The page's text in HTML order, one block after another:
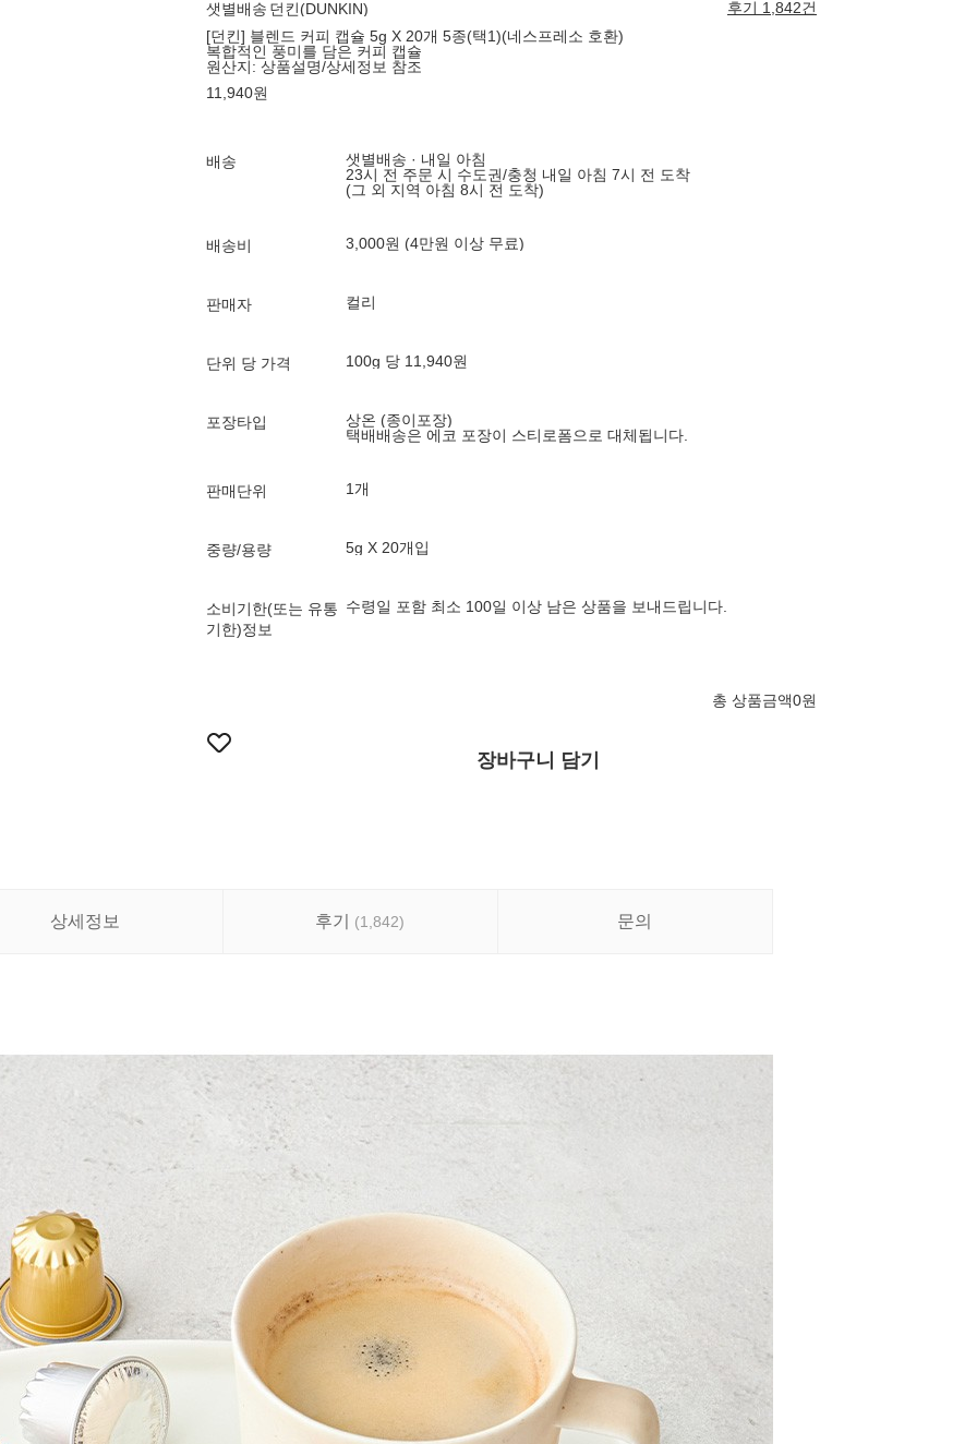
샛별배송 던킨(DUNKIN)
후기 1,842건
[던킨] 블렌드 커피 캡슐 5g X 20개 5종(택1)(네스프레소 호환)
복합적인 풍미를 담은 커피 캡슐
원산지: 상품설명/상세정보 참조
11,940원
배송
샛별배송 · 내일 아침
23시 전 주문 시 수도권/충청 내일 아침 7시 전 도착
(그 외 지역 아침 8시 전 도착)
배송비 3,000원 (4만원 이상 무료)
판매자 컬리
단위 당 가격 100g 당 11,940원
포장타입
상온 (종이포장)
택배배송은 에코 포장이 스티로폼으로 대체됩니다.
판매단위 1개
중량/용량 5g X 20개입
소비기한(또는 유통
기한)정보
수령일 포함 최소 100일 이상 남은 상품을 보내드립니다.
총 상품금액0원
장바구니 담기
상세정보 후기 (1,842) 문의